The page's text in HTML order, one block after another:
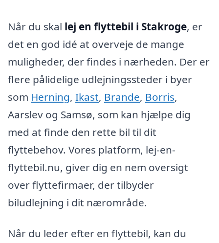
Når du skal lej en flyttebil i Stakroge, er
det en god idé at overveje de mange
muligheder, der findes i nærheden. Der er
flere pålidelige udlejningssteder i byer
som Herning, Ikast, Brande, Borris,
Aarslev og Samsø, som kan hjælpe dig
med at finde den rette bil til dit
flyttebehov. Vores platform, lej-en-
flyttebil.nu, giver dig en nem oversigt
over flyttefirmaer, der tilbyder
biludlejning i dit nærområde.
Når du leder efter en flyttebil, kan du